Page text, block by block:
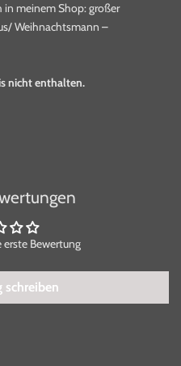
in meinem Shop:großer
Weihnachtsmann –
nicht enthalten.
erste Bewertung
schreiben